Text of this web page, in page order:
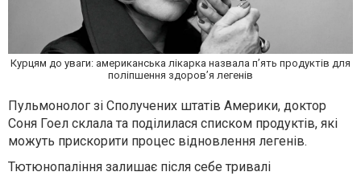
Курцям до уваги: американська лікарка назвала п’ять продуктів для
поліпшення здоров’я легенів
Пульмонолог зі Сполучених штатів Америки, доктор
Соня Гоел склала та поділилася списком продуктів, які
можуть прискорити процес відновлення легенів.
Тютюнопаління залишає після себе тривалі